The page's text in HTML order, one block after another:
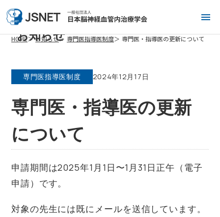
お知らせ
HOME お知らせ 専門医指導医制度 専門医・指導医の更新について
専門医指導医制度 2024年12月17日
専門医・指導医の更新
について
申請期間は2025年1月1日〜1月31日正午（電子
申請）です。
対象の先生には既にメールを送信しています。